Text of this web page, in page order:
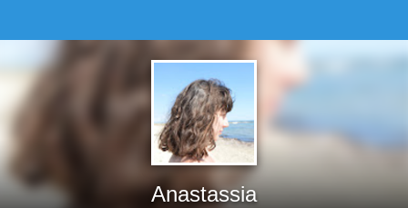
Anastassia